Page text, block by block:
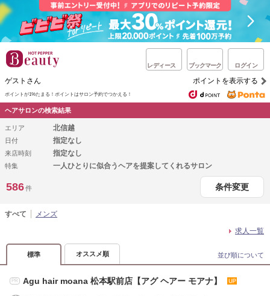
レディース ブックマーク ログイン
ゲストさん ポイントを表示する
ポイントが1%たまる！ ポイントはサロン予約でつかえる！
ヘアサロンの検索結果
エリア 北信越
日付 指定なし
来店時刻 指定なし
特集 一人ひとりに似合うヘアを提案してくれるサロン
586件 条件変更
すべて
メンズ
求人一覧
標準 オススメ順 並び順について
PR Agu hair moana 松本駅前店【アグ ヘアー モアナ】